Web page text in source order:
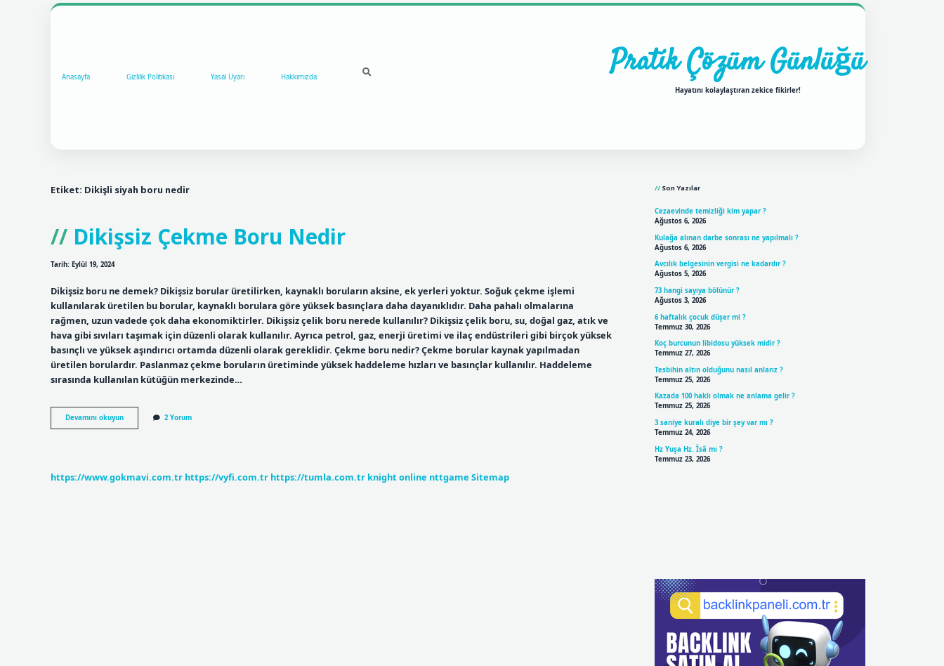
Anasayfa Gizlilik Politikası Yasal Uyarı Hakkımızda Pratik Çözüm Günlüğü
Hayatını kolaylaştıran zekice fikirler!
Etiket: Dikişli siyah boru nedir
Dikişsiz Çekme Boru Nedir
Tarih: Eylül 19, 2024
Dikişsiz boru ne demek? Dikişsiz borular üretilirken, kaynaklı boruların aksine, ek yerleri yoktur. Soğuk çekme işlemi
kullanılarak üretilen bu borular, kaynaklı borulara göre yüksek basınçlara daha dayanıklıdır. Daha pahalı olmalarına
rağmen, uzun vadede çok daha ekonomiktirler. Dikişsiz çelik boru nerede kullanılır? Dikişsiz çelik boru, su, doğal gaz, atık ve
hava gibi sıvıları taşımak için düzenli olarak kullanılır. Ayrıca petrol, gaz, enerji üretimi ve ilaç endüstrileri gibi birçok yüksek
basınçlı ve yüksek aşındırıcı ortamda düzenli olarak gereklidir. Çekme boru nedir? Çekme borular kaynak yapılmadan
üretilen borulardır. Paslanmaz çekme boruların üretiminde yüksek haddeleme hızları ve basınçlar kullanılır. Haddeleme
sırasında kullanılan kütüğün merkezinde…
Devamını okuyunDikişsiz
Çekme
2 Yorum
https://www.gokmavi.com.tr https://vyfi.com.tr https://tumla.com.tr knight online nttgame Sitemap
Son Yazılar
Cezaevinde temizliği kim yapar ?
Ağustos 6, 2026
Kulağa alınan darbe sonrası ne yapılmalı ?
Ağustos 6, 2026
Avcılık belgesinin vergisi ne kadardır ?
Ağustos 5, 2026
73 hangi sayıya bölünür ?
Ağustos 3, 2026
6 haftalık çocuk düşer mi ?
Temmuz 30, 2026
Koç burcunun libidosu yüksek midir ?
Temmuz 27, 2026
Tesbihin altın olduğunu nasıl anlarız ?
Temmuz 25, 2026
Kazada 100 haklı olmak ne anlama gelir ?
Temmuz 25, 2026
3 saniye kuralı diye bir şey var mı ?
Temmuz 24, 2026
Hz Yuşa Hz. Îsâ mı ?
Temmuz 23, 2026